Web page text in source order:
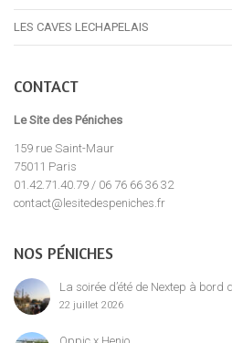
LES CAVES LECHAPELAIS
CONTACT
Le Site des Péniches
159 rue Saint-Maur
75011 Paris
01.42.71.40.79 / 06 76 66 36 32
contact@lesitedespeniches.fr
NOS PÉNICHES
La soirée d’été de Nextep à bord
22 juillet 2026